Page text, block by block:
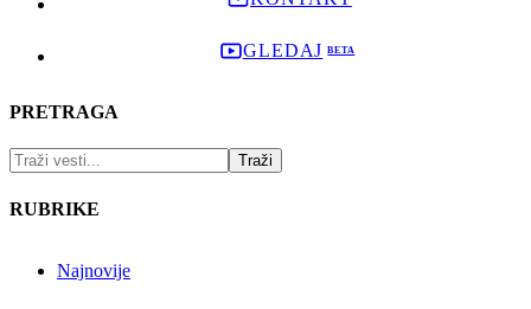
GLEDAJ
PRETRAGA
RUBRIKE
Najnovije